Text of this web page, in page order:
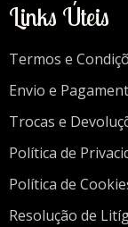
Links Úteis
Termos e
Envio e
Trocas e
Política de
Política de
Resolução de